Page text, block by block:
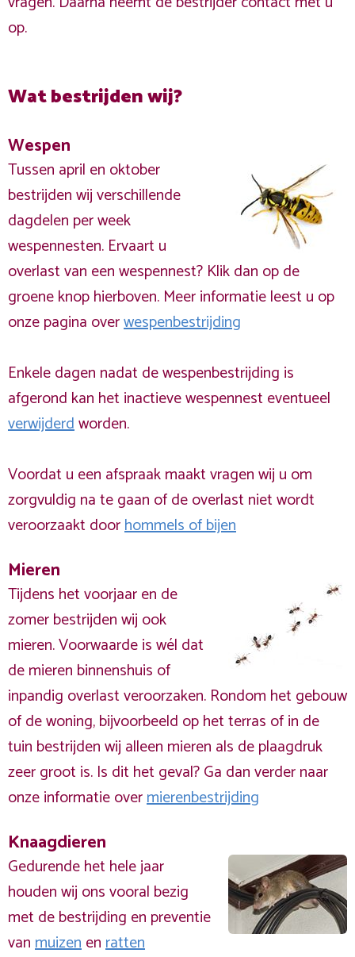
op.
Wat bestrijden wij?
Wespen
Tussen april en oktober
bestrijden wij verschillende
dagdelen per week
wespennesten. Ervaart u
overlast van een wespennest? Klik dan op de
groene knop hierboven. Meer informatie leest u op
onze pagina overwespenbestrijding
Enkele dagen nadat de wespenbestrijding is
afgerond kan het inactieve wespennest eventueel
verwijderdworden.
Voordat u een afspraak maakt vragen wij u om
zorgvuldig na te gaan of de overlast niet wordt
veroorzaakt doorhommels of bijen
Mieren
Tijdens het voorjaar en de
zomer bestrijden wij ook
mieren. Voorwaarde is wél dat
de mieren binnenshuis of
inpandig overlast veroorzaken. Rondom het gebouw
of de woning, bijvoorbeeld op het terras of in de
tuin bestrijden wij alleen mieren als de plaagdruk
zeer groot is. Is dit het geval? Ga dan verder naar
onze informatie overmierenbestrijding
Knaagdieren
Gedurende het hele jaar
houden wij ons vooral bezig
met de bestrijding en preventie
vanmuizenenratten